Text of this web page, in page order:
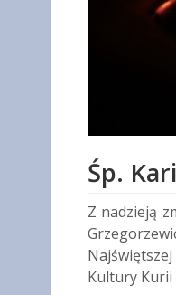
Śp.
Z nadzieją
Kultury Kurii